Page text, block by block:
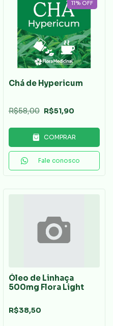
11% OFF
Chá de Hypericum
R$58,00 R$51,90
COMPRAR
Fale conosco
Óleo de Linhaça
500mg Flora Light
R$38,50